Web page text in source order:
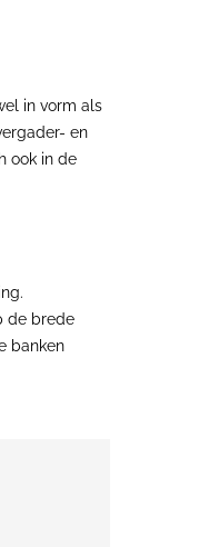
in vorm als
en
ook in de
de brede
banken